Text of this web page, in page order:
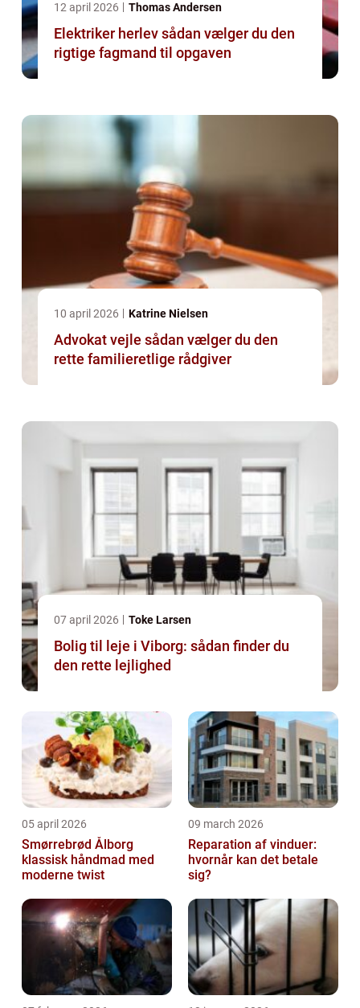
12 april 2026 Thomas Andersen
Elektriker herlev sådan vælger du den
rigtige fagmand til opgaven
10 april 2026 Katrine Nielsen
Advokat vejle sådan vælger du den
rette familieretlige rådgiver
07 april 2026 Toke Larsen
Bolig til leje i Viborg: sådan finder du
den rette lejlighed
05 april 2026
Smørrebrød Ålborg
klassisk håndmad med
moderne twist
09 march 2026
Reparation af vinduer:
hvornår kan det betale
sig?